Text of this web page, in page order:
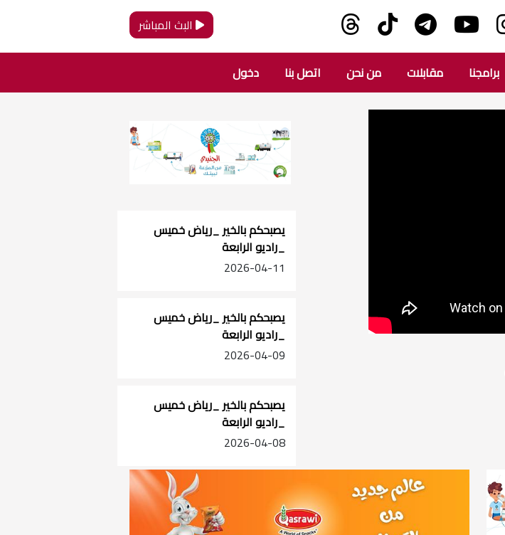
البث المباشر
برامجنا مقابلات من نحن اتصل بنا دخول
يصبحكم بالخير _رياض خميس
_راديو الرابعة
2026-04-11
يصبحكم بالخير _رياض خميس
_راديو الرابعة
2026-04-09
يصبحكم بالخير _رياض خميس
_راديو الرابعة
2026-04-08